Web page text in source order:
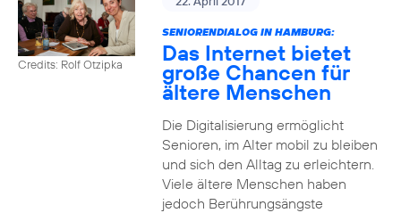
Credits: Rolf Otzipka
SENIORENDIALOG IN HAMBURG:
Das Internet bietet
große Chancen für
ältere Menschen
Die Digitalisierung ermöglicht
Senioren, im Alter mobil zu bleiben
und sich den Alltag zu erleichtern.
Viele ältere Menschen haben
jedoch Berührungsängste